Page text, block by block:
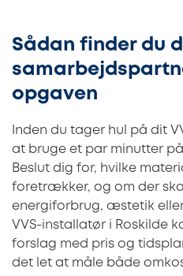
Sådan finder du
opgaven
Inden du tager hul på dit
at bruge et par minutter
Beslut dig for, hvilke
foretrækker, og om der
energiforbrug, æstetik
VVS-installatør i Roskilde
forslag med pris og
det let at måle både